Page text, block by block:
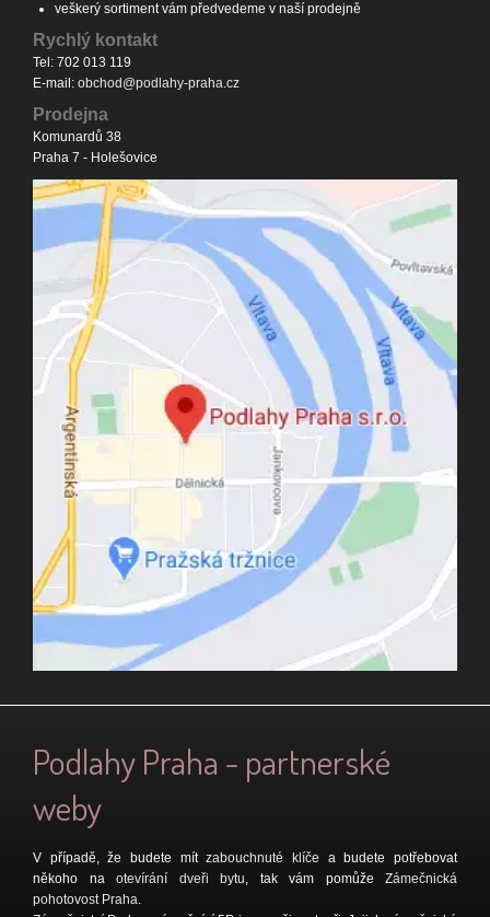
veškerý sortiment vám předvedeme v naší prodejně
Rychlý kontakt
Tel: 702 013 119
E-mail: obchod@podlahy-praha.cz
Prodejna
Komunardů 38
Praha 7 - Holešovice
Podlahy Praha - partnerské
weby
V případě, že budete mítzabouchnuté klíče a budete potřebovat
někoho na otevírání dveři bytu, tak vám pomůže Zámečnická
pohotovost Praha.